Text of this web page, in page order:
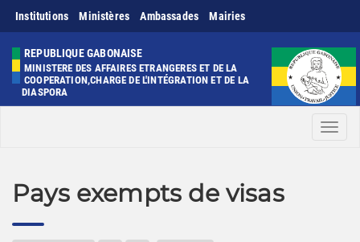
Institutions Ministères Ambassades Mairies
REPUBLIQUE GABONAISE
MINISTERE DES AFFAIRES ETRANGERES ET DE LA
COOPERATION,CHARGE DE L'INTÉGRATION ET DE LA
DIASPORA
Menu
Pays exempts de visas